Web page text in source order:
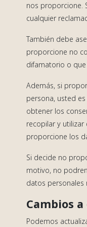
nos proporcione.
cualquier
También debe
proporcione no
difamatorio o
Además, si
persona, usted
obtener los
recopilar y
proporcione los
Si decide no
motivo, no
datos personales
Cambios
Podemos